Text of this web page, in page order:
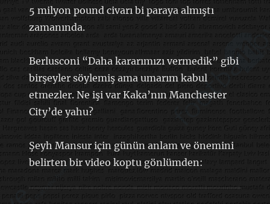
5 milyon pound civarı bi paraya almıştı
zamanında.
Berlusconi “Daha kararımızı vermedik” gibi
birşeyler söylemiş ama umarım kabul
etmezler. Ne işi var Kaka’nın Manchester
City’de yahu?
Şeyh Mansur için günün anlam ve önemini
belirten bir video koptu gönlümden: